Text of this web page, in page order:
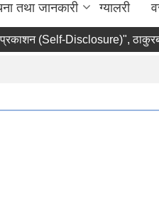
तथा जानकारी ग्यालरी
(Self-Disclosure)",